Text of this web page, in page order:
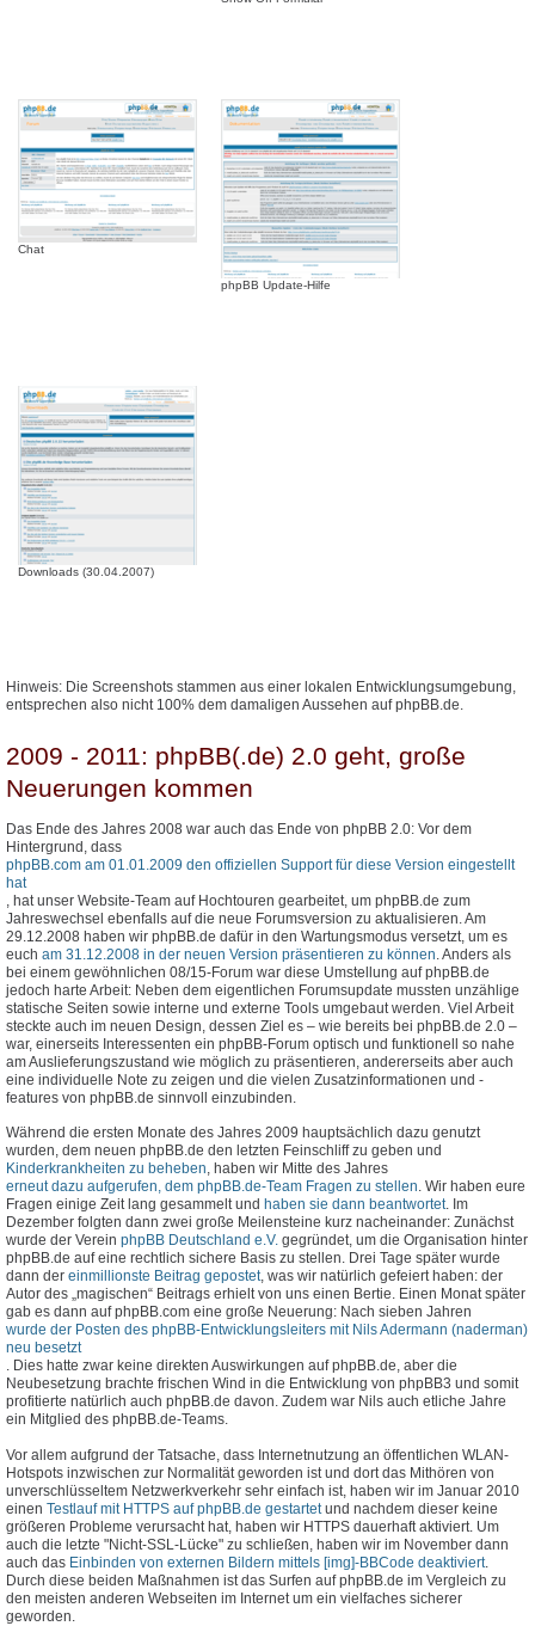
Chat
phpBB Update-Hilfe
Downloads (30.04.2007)
Hinweis: Die Screenshots stammen aus einer lokalen Entwicklungsumgebung,
entsprechen also nicht 100% dem damaligen Aussehen auf phpBB.de.
2009 - 2011: phpBB(.de) 2.0 geht, große
Neuerungen kommen
Das Ende des Jahres 2008 war auch das Ende von phpBB 2.0: Vor dem
Hintergrund, dass
phpBB.com am 01.01.2009 den offiziellen Support für diese Version eingestellt
hat
, hat unser Website-Team auf Hochtouren gearbeitet, um phpBB.de zum
Jahreswechsel ebenfalls auf die neue Forumsversion zu aktualisieren. Am
29.12.2008 haben wir phpBB.de dafür in den Wartungsmodus versetzt, um es
euch am 31.12.2008 in der neuen Version präsentieren zu können. Anders als
bei einem gewöhnlichen 08/15-Forum war diese Umstellung auf phpBB.de
jedoch harte Arbeit: Neben dem eigentlichen Forumsupdate mussten unzählige
statische Seiten sowie interne und externe Tools umgebaut werden. Viel Arbeit
steckte auch im neuen Design, dessen Ziel es – wie bereits bei phpBB.de 2.0 –
war, einerseits Interessenten ein phpBB-Forum optisch und funktionell so nahe
am Auslieferungszustand wie möglich zu präsentieren, andererseits aber auch
eine individuelle Note zu zeigen und die vielen Zusatzinformationen und -
features von phpBB.de sinnvoll einzubinden.
Während die ersten Monate des Jahres 2009 hauptsächlich dazu genutzt
wurden, dem neuen phpBB.de den letzten Feinschliff zu geben und
Kinderkrankheiten zu beheben, haben wir Mitte des Jahres
erneut dazu aufgerufen, dem phpBB.de-Team Fragen zu stellen. Wir haben eure
Fragen einige Zeit lang gesammelt und haben sie dann beantwortet. Im
Dezember folgten dann zwei große Meilensteine kurz nacheinander: Zunächst
wurde der Verein phpBB Deutschland e.V. gegründet, um die Organisation hinter
phpBB.de auf eine rechtlich sichere Basis zu stellen. Drei Tage später wurde
dann der einmillionste Beitrag gepostet, was wir natürlich gefeiert haben: der
Autor des „magischen“ Beitrags erhielt von uns einen Bertie. Einen Monat später
gab es dann auf phpBB.com eine große Neuerung: Nach sieben Jahren
wurde der Posten des phpBB-Entwicklungsleiters mit Nils Adermann (naderman)
neu besetzt
. Dies hatte zwar keine direkten Auswirkungen auf phpBB.de, aber die
Neubesetzung brachte frischen Wind in die Entwicklung von phpBB3 und somit
profitierte natürlich auch phpBB.de davon. Zudem war Nils auch etliche Jahre
ein Mitglied des phpBB.de-Teams.
Vor allem aufgrund der Tatsache, dass Internetnutzung an öffentlichen WLAN-
Hotspots inzwischen zur Normalität geworden ist und dort das Mithören von
unverschlüsseltem Netzwerkverkehr sehr einfach ist, haben wir im Januar 2010
einen Testlauf mit HTTPS auf phpBB.de gestartetund nachdem dieser keine
größeren Probleme verursacht hat, haben wir HTTPS dauerhaft aktiviert. Um
auch die letzte "Nicht-SSL-Lücke" zu schließen, haben wir im November dann
auch das Einbinden von externen Bildern mittels [img]-BBCode deaktiviert.
Durch diese beiden Maßnahmen ist das Surfen auf phpBB.de im Vergleich zu
den meisten anderen Webseiten im Internet um ein vielfaches sicherer
geworden.